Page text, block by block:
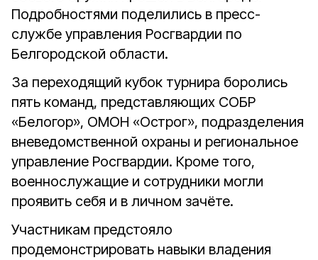
Подробностями поделились в пресс-
службе управления Росгвардии по
Белгородской области.
За переходящий кубок турнира боролись
пять команд, представляющих СОБР
«Белогор», ОМОН «Острог», подразделения
вневедомственной охраны и региональное
управление Росгвардии. Кроме того,
военнослужащие и сотрудники могли
проявить себя и в личном зачёте.
Участникам предстояло
продемонстрировать навыки владения